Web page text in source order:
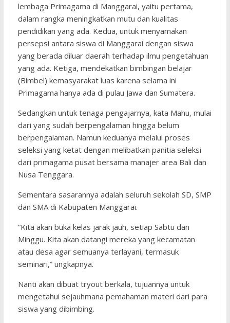
lembaga Primagama di Manggarai, yaitu pertama,
dalam rangka meningkatkan mutu dan kualitas
pendidikan yang ada. Kedua, untuk menyamakan
persepsi antara siswa di Manggarai dengan siswa
yang berada diluar daerah terhadap ilmu pengetahuan
yang ada. Ketiga, mendekatkan bimbingan belajar
(Bimbel) kemasyarakat luas karena selama ini
Primagama hanya ada di pulau Jawa dan Sumatera.
Sedangkan untuk tenaga pengajarnya, kata Mahu, mulai
dari yang sudah berpengalaman hingga belum
berpengalaman. Namun keduanya melalui proses
seleksi yang ketat dengan melibatkan panitia seleksi
dari primagama pusat bersama manajer area Bali dan
Nusa Tenggara.
Sementara sasarannya adalah seluruh sekolah SD, SMP
dan SMA di Kabupaten Manggarai.
“Kita akan buka kelas jarak jauh, setiap Sabtu dan
Minggu. Kita akan datangi mereka yang kecamatan
atau desa agar semuanya terlayani, termasuk
seminari,” ungkapnya.
Nanti akan dibuat tryout berkala, tujuannya untuk
mengetahui sejauhmana pemahaman materi dari para
siswa yang dibimbing.